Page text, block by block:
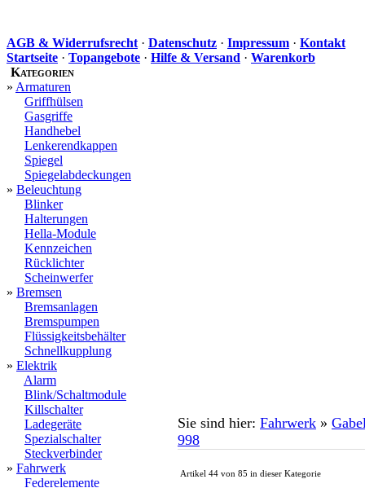
AGB & Widerrufsrecht · Datenschutz · Impressum · Kontakt
Startseite · Topangebote · Hilfe & Versand · Warenkorb
Kategorien
» Armaturen
Griffhülsen
Gasgriffe
Handhebel
Lenkerendkappen
Spiegel
Spiegelabdeckungen
» Beleuchtung
Blinker
Halterungen
Hella-Module
Kennzeichen
Rücklichter
Scheinwerfer
» Bremsen
Bremsanlagen
Bremspumpen
Flüssigkeitsbehälter
Schnellkupplung
» Elektrik
Alarm
Blink/Schaltmodule
Killschalter
Ladegeräte
Spezialschalter
Steckverbinder
» Fahrwerk
Federelemente
Sie sind hier: Fahrwerk »
998
Artikel 44 von 85 in dieser Kategorie